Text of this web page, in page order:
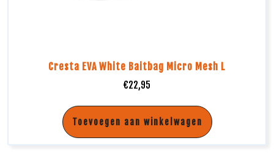
Cresta EVA White Baitbag Micro Mesh L
€22,95
Toevoegen aan winkelwagen